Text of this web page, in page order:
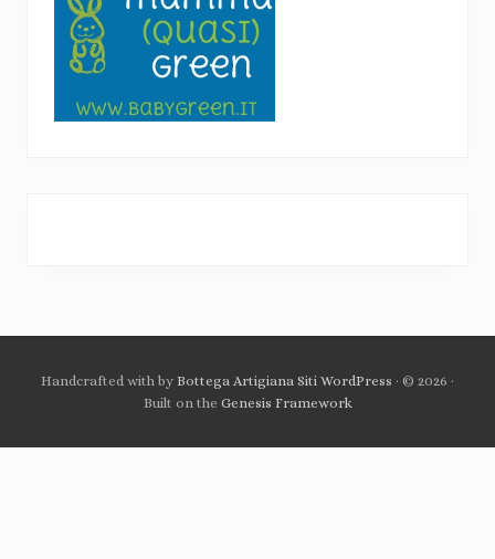
Handcrafted with by Bottega Artigiana Siti WordPress · © 2026 ·
Built on the Genesis Framework